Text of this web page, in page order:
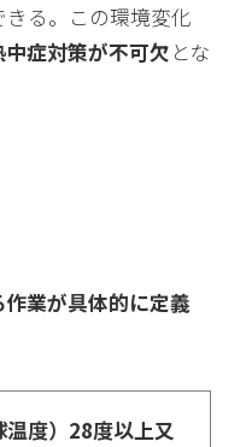
る。この環境変化
症対策が不可欠 とな
作業が具体的に定義
温度）28度以上又